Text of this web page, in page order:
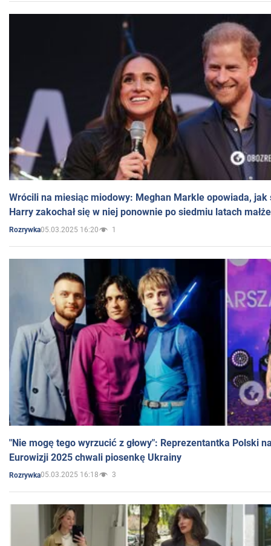
Wrócili na miesiąc miodowy: Meghan Markle opowiada, jak
Harry zakochał się w niej ponownie po siedmiu latach
Rozrywka05.03.2025 16:20 1
"Nie mogę tego wyrzucić z głowy": Reprezentantka Polski
Eurowizji 2025 chwali piosenkę Ukrainy
Rozrywka05.03.2025 16:18 3